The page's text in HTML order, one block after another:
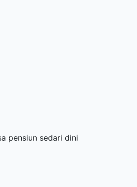
pensiun sedari dini